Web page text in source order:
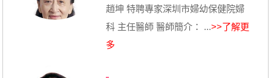
趙坤 特聘專家深圳市婦幼保健院婦
科 主任醫師 醫師簡介： ...>>了解更
多